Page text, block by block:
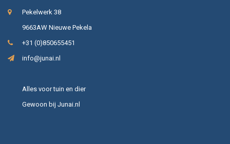
Pekelwerk 38
9663AW Nieuwe Pekela
+31 (0)850655451
info@junai.nl
Alles voor tuin en dier
Gewoon bij Junai.nl